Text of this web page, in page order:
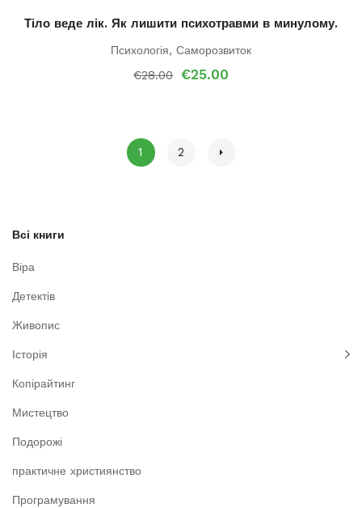
Тіло веде лік. Як лишити психотравми в минулому.
Психологія, Саморозвиток
€28.00 Оригінальна
€25.00
1 2
Всі книги
Віра
Детектів
Живопис
Історія
Копірайтинг
Мистецтво
Подорожі
практичне християнство
Програмування